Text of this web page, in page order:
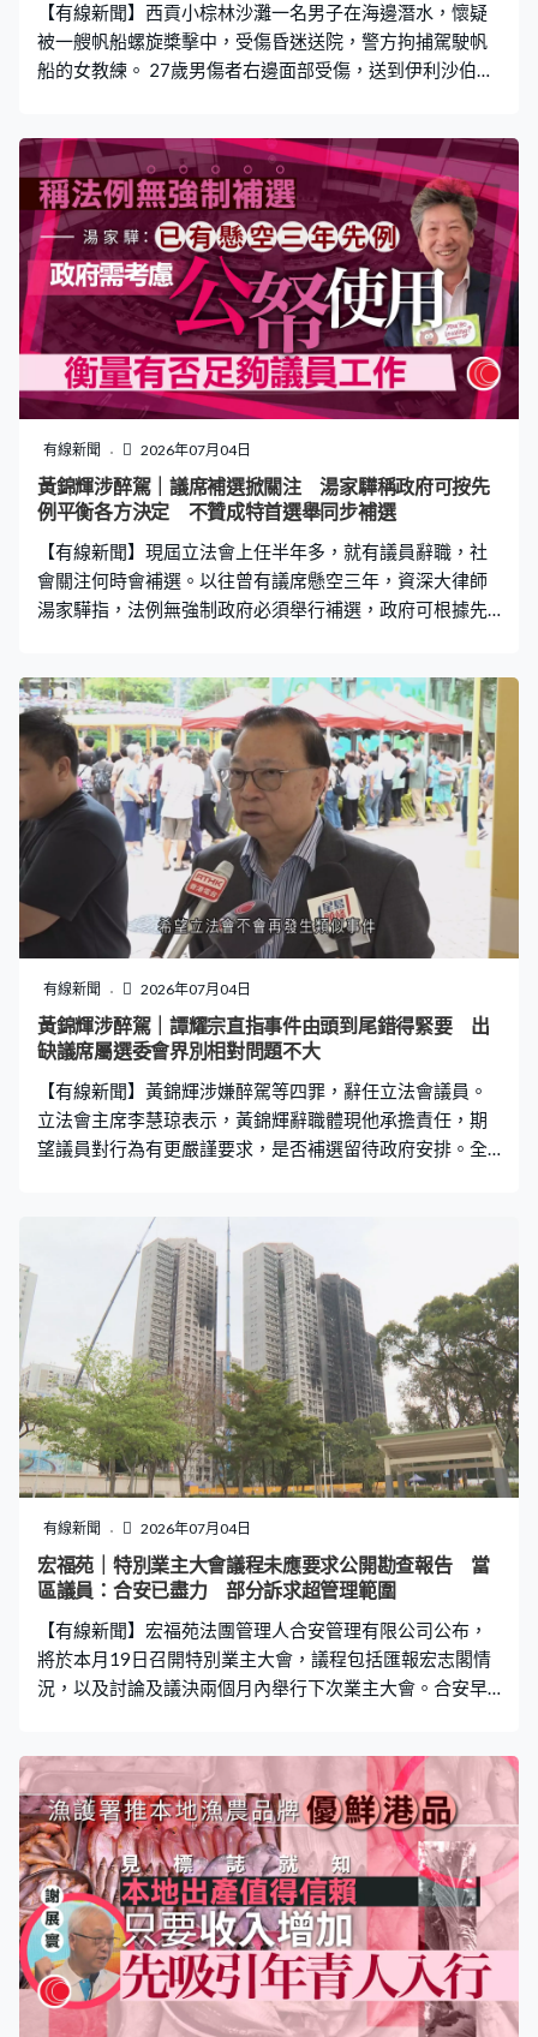
【有線新聞】西貢小棕林沙灘一名男子在海邊潛水，懷疑
被一艘帆船螺旋槳擊中，受傷昏迷送院，警方拘捕駕駛帆
船的女教練。 27歲男傷者右邊面部受傷，送到伊利沙伯醫
午3時許，黃雨警告生效期間。現場消息指受傷男子當時在
泳灘對開約15米海面潛水，被靠岸帆船螺旋槳擊中面部，
警方晚上拘捕駕駛帆船的44歲女教練，涉嫌危害他人海上
安全，正被扣留調查。
有線新聞 2026年07月04日
黃錦輝涉醉駕｜議席補選掀關注 湯家驊稱政府可按先
例平衡各方決定 不贊成特首選舉同步補選
【有線新聞】現屆立法會上任半年多，就有議員辭職，社
會關注何時會補選。以往曾有議席懸空三年，資深大律師
湯家驊指，法例無強制政府必須舉行補選，政府可根據先
議席，黃錦輝就是透過該次補選，首次晉身立法會。根據
《立法會條例》列明，議員辭職後，立法會秘書處要在21
日內宣布議席懸空，選舉管理委員會必須安排舉行一項補
選。補選不可在立法會現屆任期結束前的4個月內，或立法
會解散的情況下舉行。 自第一屆立法會成立至今，未計黃
錦輝，共有51個議席於任期內懸空，當中30個議席懸空超
過一年，期間政府舉行了10場立法會補選，涉及20個議
席。對上一位辭任立法會議員加入特首政策組的黃元山，
其議席屬於選委會界別，懸空了三年直至換屆。 資深大律
師湯家驊認為已有先例，而法例亦沒有強制政府必須或何
時舉行補選，「法例在這方面是無任何界限，這個很明顯
地就是，在立法當初的意圖是給最大空間特區政府，因應
各種不同考慮作決定。在可以回應到公帑，應使則使的情
進行審議法例的工作。」 至於多
有線新聞 2026年07月04日
黃錦輝涉醉駕｜譚耀宗直指事件由頭到尾錯得緊要 出
缺議席屬選委會界別相對問題不大
【有線新聞】黃錦輝涉嫌醉駕等四罪，辭任立法會議員。
立法會主席李慧琼表示，黃錦輝辭職體現他承擔責任，期
望議員對行為有更嚴謹要求，是否補選留待政府安排。全
選舉管理委員會保持溝通，並按實際情況適時考慮補選安
排。 黃錦輝涉嫌醉駕，發生交通意外後沒有報案等4罪被
捕，周五辭任立法會議員。立法會主席李慧琼表示，事件
在社會引起很大討論，她在過去數日亦忙於處理事件，
「黃教授辭職體現他承擔責任，相信他的案件會依法依規
在法院審理。立法會議員每一位也知悉，社會對議員或公
職人員有很高期望，期望所有議員能汲取這次事件經驗、
教訓，更謹慎要求自己在工作方面盡職，亦更嚴謹要求自
己行為，至於補選待政府作具體安排。」 全國港澳研究會
顧問譚耀宗說，立法會總共有90位議員，黃錦輝的議席屬
選舉委員會界別而非地區直選或功能界別，問題不算太
大，又認為黃錦輝犯了重大錯誤，希望立法會不會再發生
類似事件。 全國港澳研究會顧問譚耀宗：「從了解到的情
不好，所以他自己承擔責任，至於進一步當然待法庭
有線新聞 2026年07月04日
宏福苑｜特別業主大會議程未應要求公開勘查報告 當
區議員：合安已盡力 部分訴求超管理範圍
【有線新聞】宏福苑法團管理人合安管理有限公司公布，
將於本月19日召開特別業主大會，議程包括匯報宏志閣情
況，以及討論及議決兩個月內舉行下次業主大會。合安早
利業主參與，屆時將會分四個場地，包括大埔社區中心、
啟德社區會堂、華貴社區會堂，以及天暉路社區會堂，透
過廣播同步進行。九項議程包括匯報宏志閣情況、啟動退
回大維修餘款、工程及屋苑保險跟進進度，以及討論及議
決兩個月內舉行下次業主大會等。 合安指由於各場地容納
人數有限，業主須於本月15日上午11時前提交選擇場地意
向，如報名人數超出上限，將以抽籤方式編配業主與會地
點。每個單位只能由業主本人或其授權代表出席，出席人
士須帶同身份證明文件核實。 早前二百多名宏福苑業主聯